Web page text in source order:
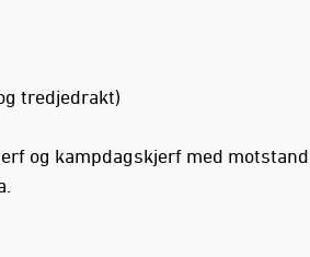
tredjedrakt)
og kampdagskjerf med